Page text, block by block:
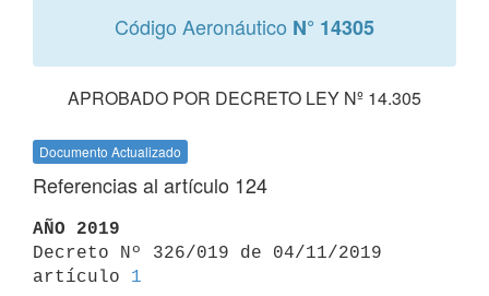
Código Aeronáutico N° 14305
APROBADO POR DECRETO LEY Nº 14.305
Documento Actualizado
Referencias al artículo 124
AÑO 2019
Decreto Nº 326/019 de 04/11/2019
artículo 1